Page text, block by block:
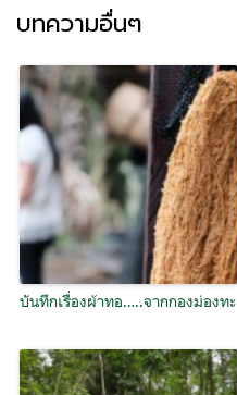
บทความอื่นๆ
บันทึกเรื่องผ้าทอ…..จากกองม่องทะ